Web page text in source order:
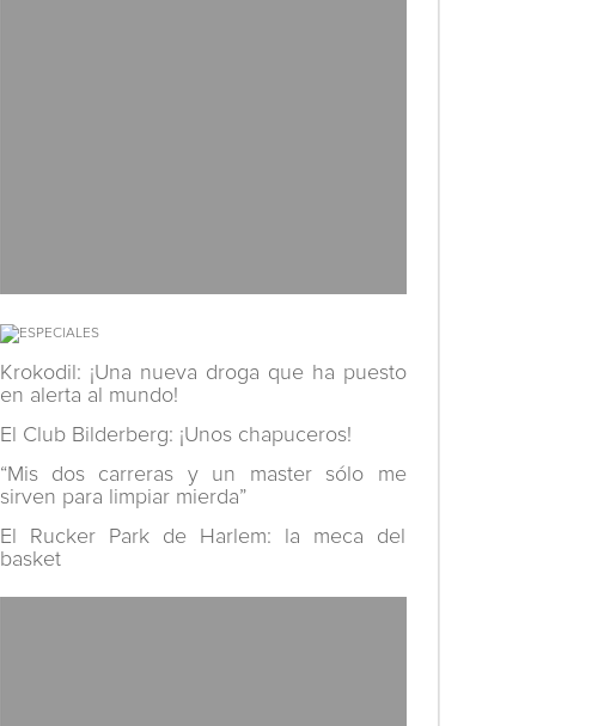
Krokodil: ¡Una nueva droga que ha puesto
en alerta al mundo!
El Club Bilderberg: ¡Unos chapuceros!
“Mis dos carreras y un master sólo me
sirven para limpiar mierda”
El Rucker Park de Harlem: la meca del
basket